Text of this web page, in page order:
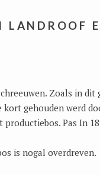
LANDROOF
Zoals in dit
gehouden werd
Pas In
is nogal overdreven.